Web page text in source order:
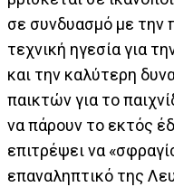
σε συνδυασμό με την
τεχνική ηγεσία για
και την καλύτερη
παικτών για το
να πάρουν το εκτός
επιτρέψει να
επαναληπτικό της